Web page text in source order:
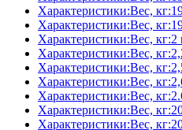
Характеристики:Вес,
Характеристики:Вес,
Характеристики:Вес, кг:2
Характеристики:Вес,
Характеристики:Вес,
Характеристики:Вес,
Характеристики:Вес,
Характеристики:Вес,
Характеристики:Вес,